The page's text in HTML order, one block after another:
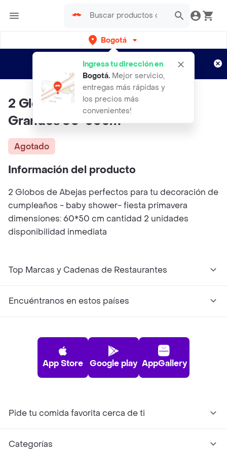
Bogotá
Ingresa tu dirección en
Bogotá. Mejor servicio,
entregas más rápidas y
los precios más
convenientes!
envíos gratis por semanas
Aplican TyC
2 Globos En Forma De Abejas -
Grandes 60*50cm
Agotado
Información del producto
2 Globos de Abejas perfectos para tu decoración de
cumpleaños - baby shower- fiesta primavera
dimensiones: 60*50 cm cantidad 2 unidades
disponibilidad inmediata
Top Marcas y Cadenas de Restaurantes
Encuéntranos en estos países
App Store Google play AppGallery
Pide tu comida favorita cerca de ti
Categorías